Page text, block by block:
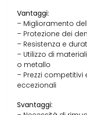
Vantaggi:
– Miglioramento
– Protezione dei
– Resistenza e
– Utilizzo di
o metallo
– Prezzi
eccezionali
Svantaggi: